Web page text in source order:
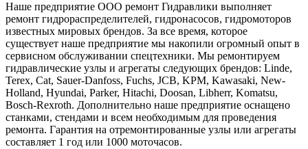
Наше предприятие ООО ремонт Гидравлики выполняет
ремонт гидрораспределителей, гидронасосов, гидромоторов
известных мировых брендов. За все время, которое
существует наше предприятие мы накопили огромный опыт в
сервисном обслуживании спецтехники. Мы ремонтируем
гидравлические узлы и агрегаты следующих брендов: Linde,
Terex, Cat, Sauer-Danfoss, Fuchs, JCB, KPM, Kawasaki, New-
Holland, Hyundai, Parker, Hitachi, Doosan, Libherr, Komatsu,
Bosch-Rexroth. Дополнительно наше предприятие оснащено
станками, стендами и всем необходимым для проведения
ремонта. Гарантия на отремонтированные узлы или агрегаты
составляет 1 год или 1000 моточасов.